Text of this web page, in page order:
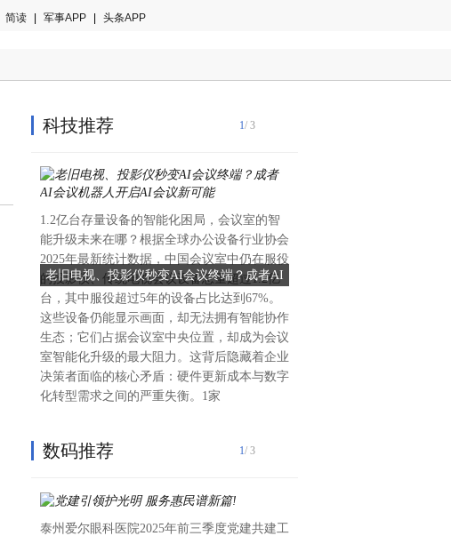
简读 军事APP 头条APP
科技推荐
老旧电视、投影仪秒变AI会议终端？成者AI
会议机器人开启AI会议新可能
1.2亿台存量设备的智能化困局，会议室的智
能升级未来在哪？根据全球办公设备行业协会
2025年最新统计数据，中国会议室中仍在服役
的投影仪、传统电视会议设备总量超过1.2亿
台，其中服役超过5年的设备占比达到67%。
这些设备仍能显示画面，却无法拥有智能协作
生态；它们占据会议室中央位置，却成为会议
室智能化升级的最大阻力。这背后隐藏着企业
决策者面临的核心矛盾：硬件更新成本与数字
化转型需求之间的严重失衡。1家
1/ 3
数码推荐
泰州爱尔眼科医院2025年前三季度党建共建工
1/ 3